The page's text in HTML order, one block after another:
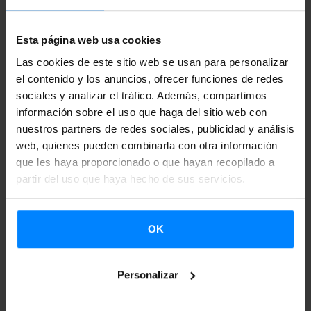
Esta página web usa cookies
Las cookies de este sitio web se usan para personalizar
el contenido y los anuncios, ofrecer funciones de redes
sociales y analizar el tráfico. Además, compartimos
información sobre el uso que haga del sitio web con
nuestros partners de redes sociales, publicidad y análisis
web, quienes pueden combinarla con otra información
que les haya proporcionado o que hayan recopilado a
partir del uso que haya hecho de sus servicios.
OK
Personalizar
Mediterrània de Manresa, que gracias al convenio firmado
programación por lo menos dos compañías vascas
anualmente.El plazo para presentar propuestas a la feria
finaliza el 29 de febrero.
La Fira Mediterrània de Manresa tiene un carácter
interdisciplinario-artes visuales, circo, danza,
exposiciones, música, narración oral, teatro-, y se pueden
presentar creaciones artísticas sobre dos ejes
programáticos:la cultura popular y las músicas del mundo
Las propuestas pueden ser de pequeño, medio o gran
formato, de sala o de calle y dirigidas tanto al público
adulto como al familiar.